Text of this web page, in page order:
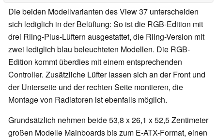
Die beiden Modellvarianten des View 37 unterscheiden
sich lediglich in der Belüftung: So ist die RGB-Edition mit
drei Riing-Plus-Lüftern ausgestattet, die Riing-Version mit
zwei lediglich blau beleuchteten Modellen. Die RGB-
Edition kommt überdies mit einem entsprechenden
Controller. Zusätzliche Lüfter lassen sich an der Front und
der Unterseite und der rechten Seite montieren, die
Montage von Radiatoren ist ebenfalls möglich.
Grundsätzlich nehmen beide 53,8 x 26,1 x 52,5 Zentimeter
großen Modelle Mainboards bis zum E-ATX-Format, einen